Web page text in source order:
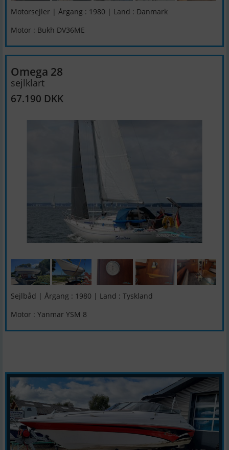
Motorsejler | Årgang : 1980 | Land : Danmark
Motor : Bukh DV36ME
Omega 28
sejlklart
67.190 DKK
Sejlbåd | Årgang : 1980 | Land : Tyskland
Motor : Yanmar YSM 8